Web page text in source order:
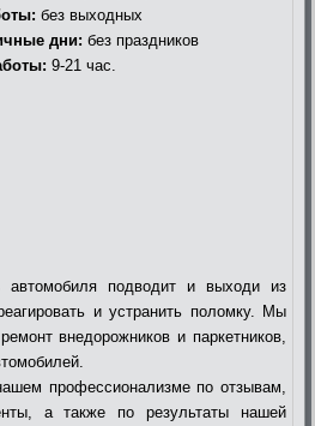
без выходных
дни: без праздников
9-21 час.
автомобиля подводит и выходи из
и устранить поломку. Мы
внедорожников и паркетников,
профессионализме по отзывам,
а также по результаты нашей